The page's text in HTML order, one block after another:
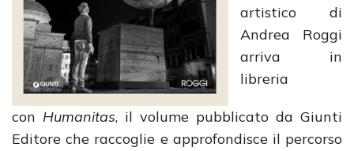
artistico di
Andrea Roggi
arriva in
libreria
con Humanitas, il volume pubblicato da Giunti
Editore che raccoglie e approfondisce il percorso